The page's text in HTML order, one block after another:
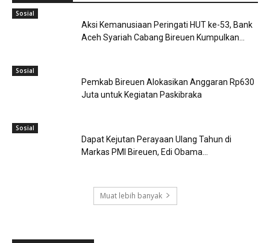
Sosial
Aksi Kemanusiaan Peringati HUT ke-53, Bank
Aceh Syariah Cabang Bireuen Kumpulkan...
Sosial
Pemkab Bireuen Alokasikan Anggaran Rp630
Juta untuk Kegiatan Paskibraka
Sosial
Dapat Kejutan Perayaan Ulang Tahun di
Markas PMI Bireuen, Edi Obama...
Muat lebih banyak